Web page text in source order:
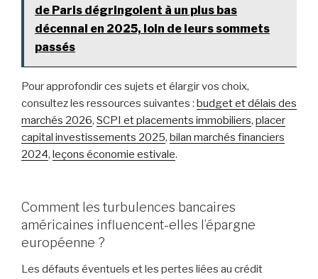
de Paris dégringolent à un plus bas
décennal en 2025, loin de leurs sommets
passés
Pour approfondir ces sujets et élargir vos choix,
consultez les ressources suivantes : budget et délais des
marchés 2026, SCPI et placements immobiliers, placer
capital investissements 2025, bilan marchés financiers
2024, leçons économie estivale.
Comment les turbulences bancaires
américaines influencent-elles l’épargne
européenne ?
Les défauts éventuels et les pertes liées au crédit